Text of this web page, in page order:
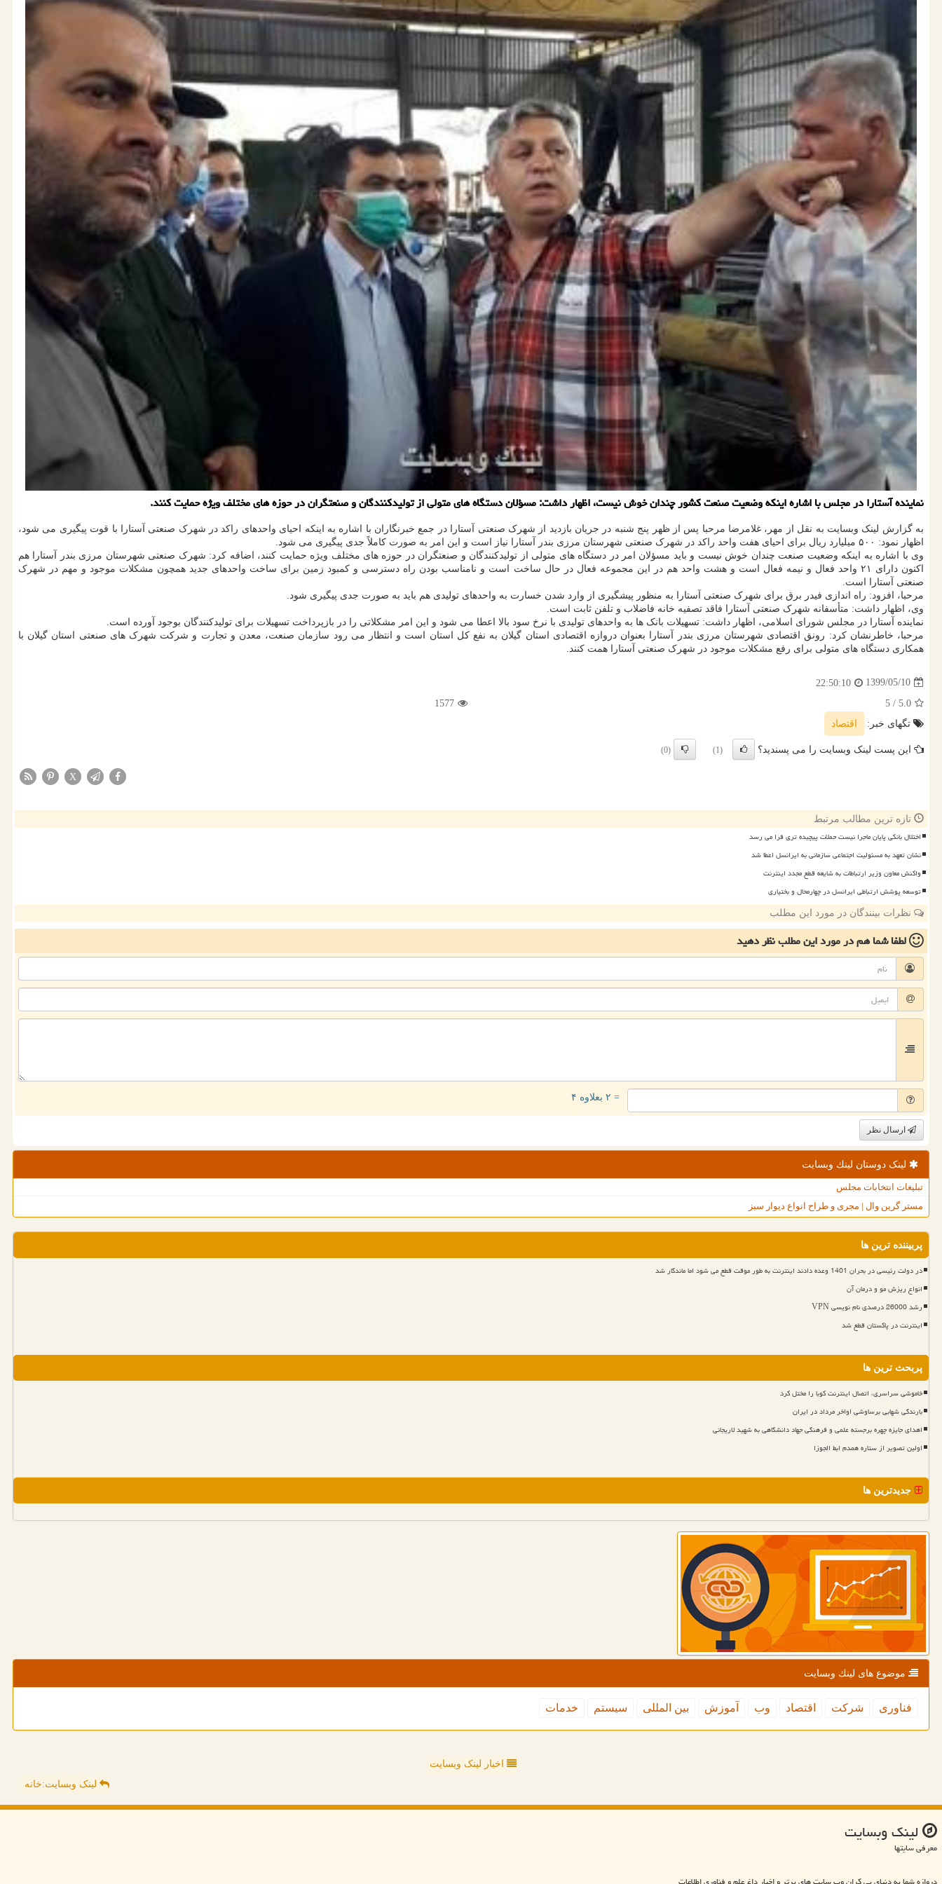
نماینده آستارا در مجلس با اشاره اینكه وضعیت صنعت كشور چندان خوش نیست، اظهار داشت: مسؤلان دستگاه های متولی از تولیدكنندگان و صنعتگران در حوزه های مختلف ویژه حمایت كنند.
به گزارش لینک وبسایت به نقل از مهر، غلامرضا مرحبا پس از ظهر پنج شنبه در جریان بازدید از شهرک صنعتی آستارا در جمع خبرنگاران با اشاره به اینکه احیای واحدهای راکد در شهرک صنعتی آستارا با قوت پیگیری می شود،
اظهار نمود: ۵۰۰ میلیارد ریال برای احیای هفت واحد راکد در شهرک صنعتی شهرستان مرزی بندر آستارا نیاز است و این امر به صورت کاملاً جدی پیگیری می شود.
وی با اشاره به اینکه وضعیت صنعت چندان خوش نیست و باید مسؤلان امر در دستگاه های متولی از تولیدکنندگان و صنعتگران در حوزه های مختلف ویژه حمایت کنند، اضافه کرد: شهرک صنعتی شهرستان مرزی بندر آستارا هم
اکنون دارای ۲۱ واحد فعال و نیمه فعال است و هشت واحد هم در این مجموعه فعال در حال ساخت است و نامناسب بودن راه دسترسی و کمبود زمین برای ساخت واحدهای جدید همچون مشکلات موجود و مهم در شهرک
صنعتی آستارا است.
مرحبا، افزود: راه اندازی فیدر برق برای شهرک صنعتی آستارا به منظور پیشگیری از وارد شدن خسارت به واحدهای تولیدی هم باید به صورت جدی پیگیری شود.
وی، اظهار داشت: متأسفانه شهرک صنعتی آستارا فاقد تصفیه خانه فاضلاب و تلفن ثابت است.
نماینده آستارا در مجلس شورای اسلامی، اظهار داشت: تسهیلات بانک ها به واحدهای تولیدی با نرخ سود بالا اعطا می شود و این امر مشکلاتی را در بازپرداخت تسهیلات برای تولیدکنندگان بوجود آورده است.
مرحبا، خاطرنشان کرد: رونق اقتصادی شهرستان مرزی بندر آستارا بعنوان دروازه اقتصادی استان گیلان به نفع کل استان است و انتظار می رود سازمان صنعت، معدن و تجارت و شرکت شهرک های صنعتی استان گیلان با
همکاری دستگاه های متولی برای رفع مشکلات موجود در شهرک صنعتی آستارا همت کنند.
1399/05/10
22:50:10
5.0
/ 5
1577
تگهای خبر:
اقتصاد
این پست لینک وبسایت را می پسندید؟ (1)
(0)
X
تازه ترین مطالب مرتبط
اختلال بانکی پایان ماجرا نیست حملات پیچیده تری فرا می رسد
نشان تعهد به مسئولیت اجتماعی سازمانی به ایرانسل اعطا شد
واکنش معاون وزیر ارتباطات به شایعه قطع مجدد اینترنت
توسعه پوشش ارتباطی ایرانسل در چهارمحال و بختیاری
نظرات بینندگان در مورد این مطلب
لطفا شما همدر مورد این مطلبنظر دهید
= ۲ بعلاوه ۴
ارسال نظر
لینک دوستان لینك وبسایت
تبلیغات انتخابات مجلس
مستر گرین وال | مجری و طراح انواع دیوار سبز
پربیننده ترین ها
در دولت رئیسی در بحران 1401 وعده دادند اینترنت به طور موقت قطع می شود اما ماندگار شد
انواع ریزش مو و درمان آن
رشد 26000 درصدی نام نویسی VPN
اینترنت در پاکستان قطع شد
پربحث ترین ها
خاموشی سراسری، اتصال اینترنت کوبا را مختل کرد
بارندگی شهابی برساوشی اواخر مرداد در ایران
اهدای جایزه چهره برجسته علمی و فرهنگی جهاد دانشگاهی به شهید لاریجانی
اولین تصویر از ستاره همدم ابط الجوزا
جدیدترین ها
موضوع های لینك وبسایت
فناوری شركت اقتصاد وب آموزش بین المللی سیستم خدمات
اخبار لینک وبسایت
لینک وبسایت:خانه
لینك وبسایت
معرفی سایتها